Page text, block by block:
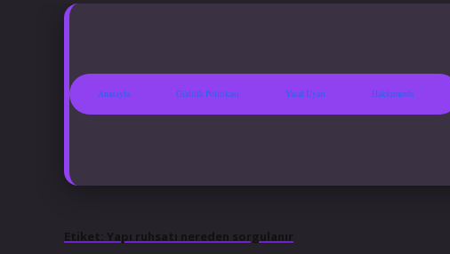
Anasayfa Gizlilik Politikası Yasal Uyarı Hakkımızda
Etiket: Yapı ruhsatı nereden sorgulanır